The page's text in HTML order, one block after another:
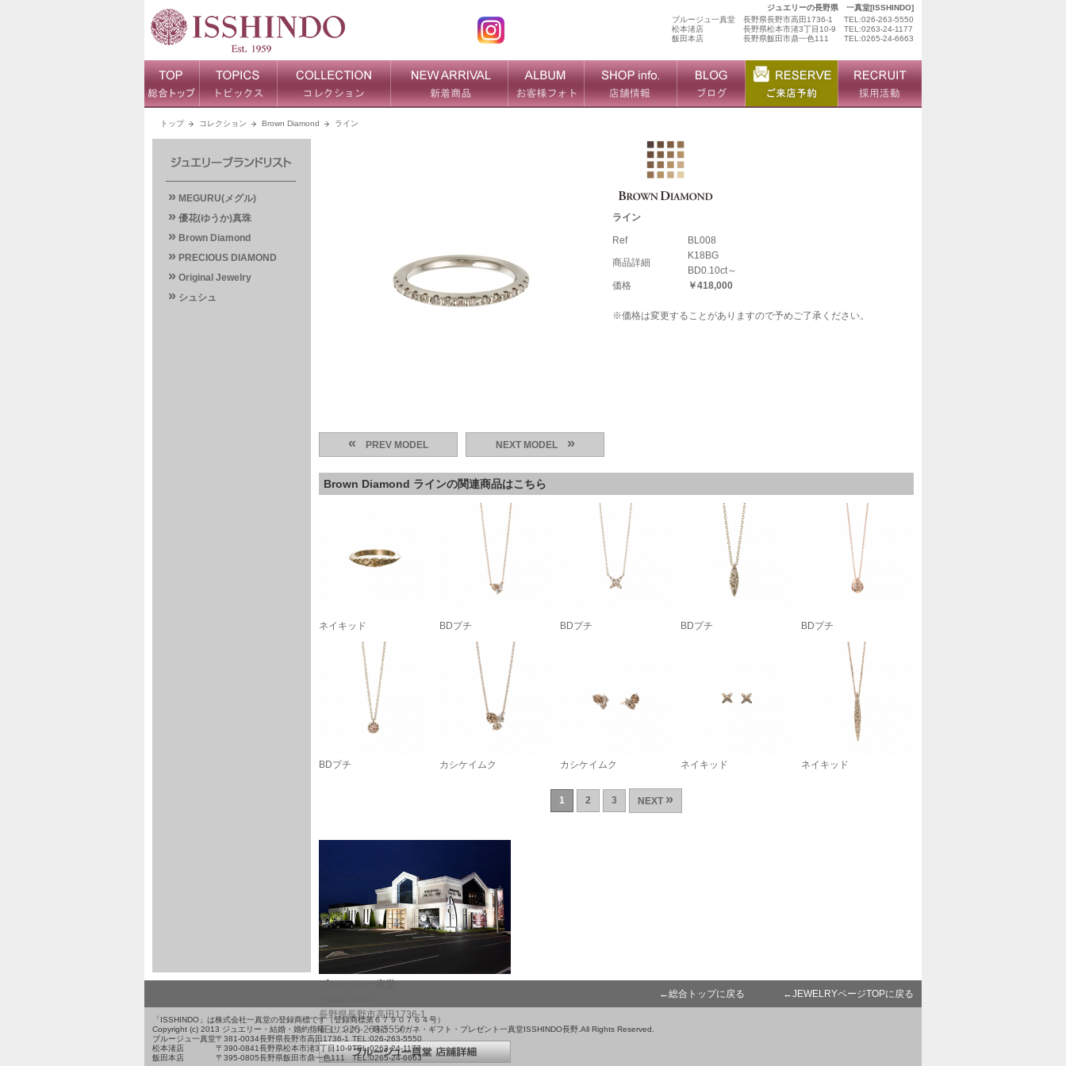
ジュエリーの長野県 一真堂[ISSHINDO]
ブルージュ一真堂
長野県長野市高田1736-1
TEL:026-263-5550
松本渚店
長野県松本市渚3丁目10-9
TEL:0263-24-1177
飯田本店
長野県飯田市鼎一色111 TEL:0265-24-6663
トップ コレクション Brown Diamond ライン
» MEGURU(メグル)
» 優花(ゆうか)真珠
» Brown Diamond
» PRECIOUS DIAMOND
» Original Jewelry
» シュシュ
« PREV MODEL NEXT MODEL »
ライン
Ref
BL008
商品詳細
K18BG
BD0.10ct～
価格
￥418,000
※価格は変更することがありますので予めご了承ください。
Brown Diamond ラインの関連商品はこちら
ネイキッド BDプチ BDプチ BDプチ BDプチ
BDプチ カシケイムク カシケイムク ネイキッド ネイキッド
1 2 3 NEXT »
長野県長野市高田1736-1
TEL : 026-263-5550
←総合トップに戻る ←JEWELRYページTOPに戻る
「ISSHINDO」は株式会社一真堂の登録商標です（登録商標第６７９０７６４号）
Copyright (c) 2013 ジュエリー・結婚・婚約指輪（リング）・時計・メガネ・ギフト・プレゼント一真堂ISSHINDO長野.All Rights Reserved.
ブルージュ一真堂〒381-0034長野県長野市高田1736-1 TEL:026-263-5550
松本渚店
〒390-0841長野県松本市渚3丁目10-9TEL:0263-24-1177
飯田本店
〒395-0805長野県飯田市鼎一色111 TEL:0265-24-6663